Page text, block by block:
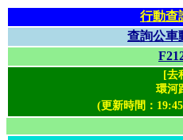
行動查
查詢公車
[去
環河
(更新時間：